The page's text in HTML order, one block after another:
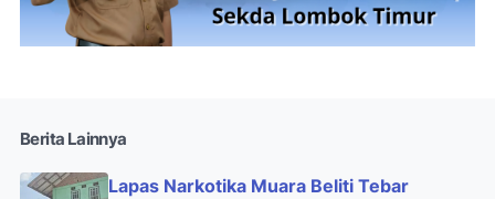
Berita Lainnya
Lapas Narkotika Muara Beliti Tebar